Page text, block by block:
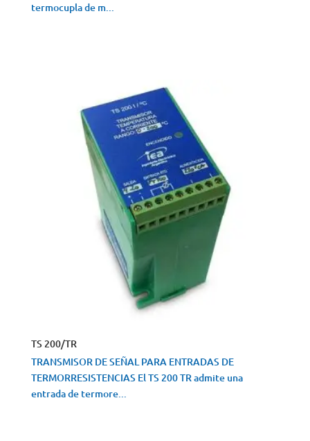
termocupla de m...
TS 200/TR
TRANSMISOR DE SEÑAL PARA ENTRADAS DE
TERMORRESISTENCIAS El TS 200 TR admite una
entrada de termore...